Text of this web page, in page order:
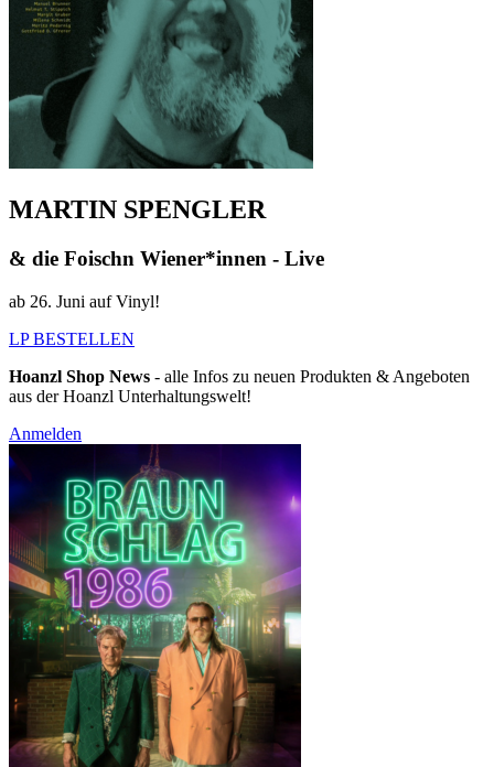
MARTIN SPENGLER
& die Foischn Wiener*innen - Live
ab 26. Juni auf Vinyl!
LP BESTELLEN
Hoanzl Shop News - alle Infos zu neuen Produkten & Angeboten
aus der Hoanzl Unterhaltungswelt!
Anmelden